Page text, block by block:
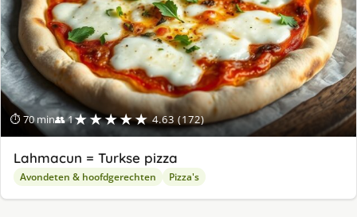
⏱ 70 min👥 1★★★★★ 4.63 (172)
Lahmacun = Turkse pizza
Avondeten & hoofdgerechten Pizza's